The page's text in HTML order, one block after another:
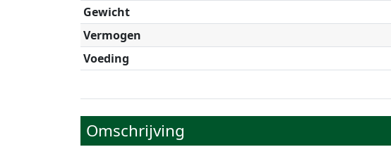
Gewicht
Vermogen
Voeding
Omschrijving